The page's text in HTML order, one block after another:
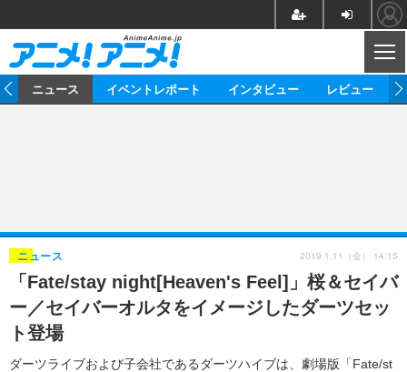
ゲーム グッズ
イベント 海外
海外イベント ビジネス
俳優・タレント アーティスト
ビジネス
アニメ 実写
イベント
ゲーム 座談会
動画
アニメ！アニメ！TV ABEMA Cafe
連載・コラム
ニュース イベントレポート インタビュー レビュー
「Fate/stay night[Heaven's Feel]」桜＆セイバ
ー／セイバーオルタをイメージしたダーツセッ
ト登場
ダーツライブおよび子会社であるダーツハイブは、劇場版「Fate/st
ニュース 2019.1.11（金） 14:15